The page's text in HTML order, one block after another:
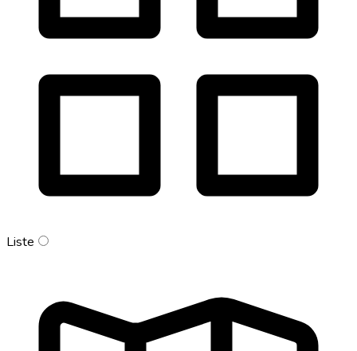
Liste